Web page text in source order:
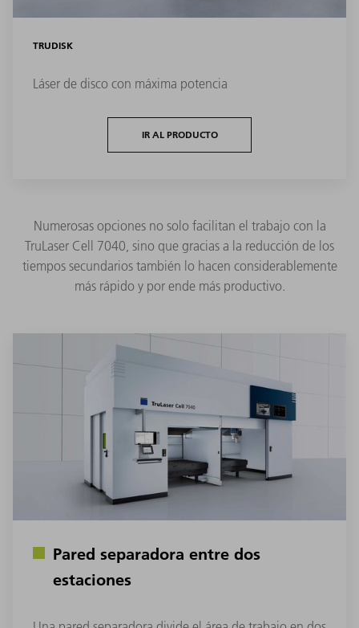
TRUDISK
Láser de disco con máxima potencia
IR AL PRODUCTO
Numerosas opciones no solo facilitan el trabajo con la
TruLaser Cell 7040, sino que gracias a la reducción de los
tiempos secundarios también lo hacen considerablemente
más rápido y por ende más productivo.
Pared separadora entre dos
estaciones